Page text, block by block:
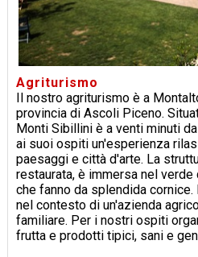
Agriturismo
Il nostro agriturismo è a
provincia di Ascoli Piceno.
Monti Sibillini è a venti minuti
ai suoi ospiti un'esperienza
paesaggi e città d'arte. La
restaurata, è immersa nel
che fanno da splendida
nel contesto di un'azienda
familiare. Per i nostri ospiti
frutta e prodotti tipici, sani e